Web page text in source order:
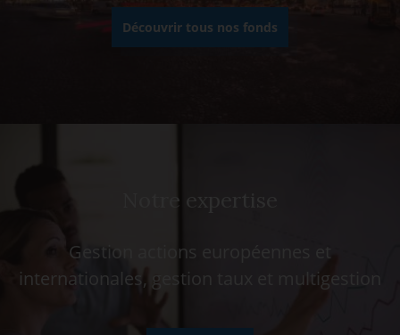
Découvrir tous nos fonds
Notre expertise
Gestion actions européennes et
internationales, gestion taux et multigestion